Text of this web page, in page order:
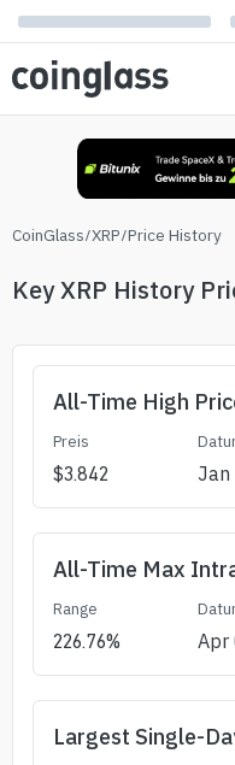
CoinGlass/XRP/Price History
Key XRP History
All-Time High
Preis
$3.842 Jan
All-Time Max
Range
226.76% Apr
Largest Single-